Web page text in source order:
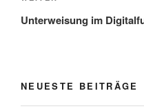
Beitrag
Unterweisung im
NEUESTE BEITRÄGE